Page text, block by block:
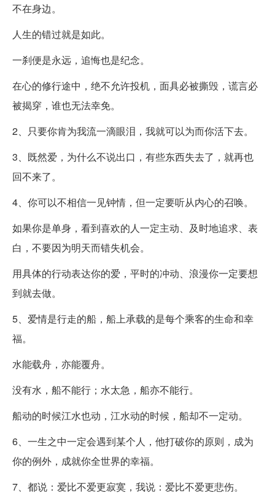
不在身边。
人生的错过就是如此。
一刹便是永远，追悔也是纪念。
在心的修行途中，绝不允许投机，面具必被撕毁，谎言必
被揭穿，谁也无法幸免。
2、只要你肯为我流一滴眼泪，我就可以为而你活下去。
3、既然爱，为什么不说出口，有些东西失去了，就再也
回不来了。
4、你可以不相信一见钟情，但一定要听从内心的召唤。
如果你是单身，看到喜欢的人一定主动、及时地追求、表
白，不要因为明天而错失机会。
用具体的行动表达你的爱，平时的冲动、浪漫你一定要想
到就去做。
5、爱情是行走的船，船上承载的是每个乘客的生命和幸
福。
水能载舟，亦能覆舟。
没有水，船不能行；水太急，船亦不能行。
船动的时候江水也动，江水动的时候，船却不一定动。
6、一生之中一定会遇到某个人，他打破你的原则，成为
你的例外，成就你全世界的幸福。
7、都说：爱比不爱更寂寞，我说：爱比不爱更悲伤。